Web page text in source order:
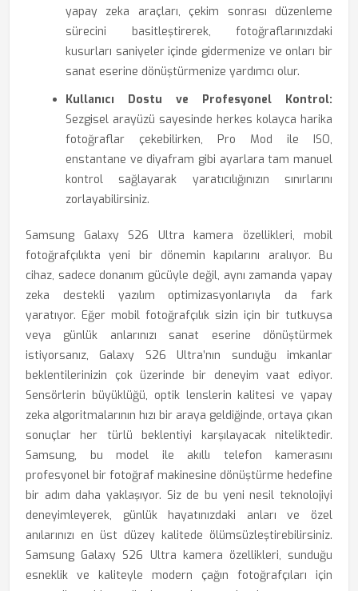
yapay zeka araçları, çekim sonrası düzenleme
sürecini basitleştirerek, fotoğraflarınızdaki
kusurları saniyeler içinde gidermenize ve onları bir
sanat eserine dönüştürmenize yardımcı olur.
Kullanıcı Dostu ve Profesyonel Kontrol:
Sezgisel arayüzü sayesinde herkes kolayca harika
fotoğraflar çekebilirken, Pro Mod ile ISO,
enstantane ve diyafram gibi ayarlara tam manuel
kontrol sağlayarak yaratıcılığınızın sınırlarını
zorlayabilirsiniz.
Samsung Galaxy S26 Ultra kamera özellikleri, mobil
fotoğrafçılıkta yeni bir dönemin kapılarını aralıyor. Bu
cihaz, sadece donanım gücüyle değil, aynı zamanda yapay
zeka destekli yazılım optimizasyonlarıyla da fark
yaratıyor. Eğer mobil fotoğrafçılık sizin için bir tutkuysa
veya günlük anlarınızı sanat eserine dönüştürmek
istiyorsanız, Galaxy S26 Ultra’nın sunduğu imkanlar
beklentilerinizin çok üzerinde bir deneyim vaat ediyor.
Sensörlerin büyüklüğü, optik lenslerin kalitesi ve yapay
zeka algoritmalarının hızı bir araya geldiğinde, ortaya çıkan
sonuçlar her türlü beklentiyi karşılayacak niteliktedir.
Samsung, bu model ile akıllı telefon kamerasını
profesyonel bir fotoğraf makinesine dönüştürme hedefine
bir adım daha yaklaşıyor. Siz de bu yeni nesil teknolojiyi
deneyimleyerek, günlük hayatınızdaki anları ve özel
anılarınızı en üst düzey kalitede ölümsüzleştirebilirsiniz.
Samsung Galaxy S26 Ultra kamera özellikleri, sunduğu
esneklik ve kaliteyle modern çağın fotoğrafçıları için